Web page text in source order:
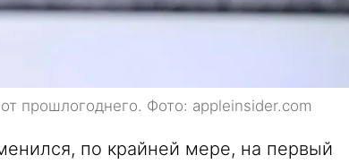
прошлогоднего. Фото: appleinsider.com
по крайней мере, на первый